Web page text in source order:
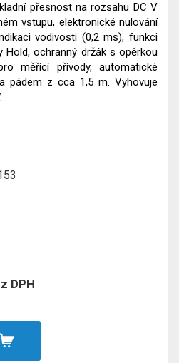
přesnost na rozsahu DC V
vstupu, elektronické nulování
vodivosti (0,2 ms), funkci
Hold, ochranný držák s opěrkou
měřící přívody, automatické
pádem z cca 1,5 m. Vyhovuje
DPH